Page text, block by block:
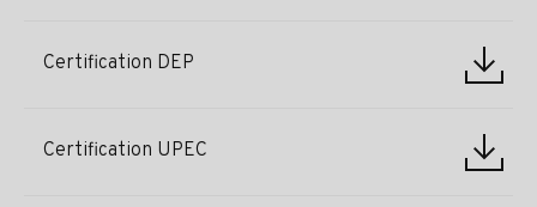
Certification DEP
Certification UPEC